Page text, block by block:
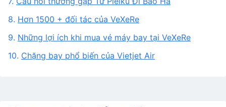
8. Hơn 1500 + đối tác của VeXeRe
9. Những lợi ích khi mua vé máy bay tại VeXeRe
10. Chặng bay phổ biến của Vietjet Air